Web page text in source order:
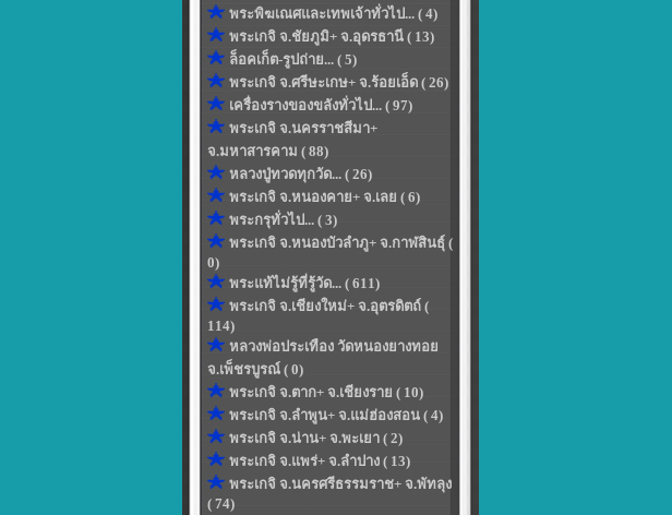
พระพิฆเณศและเทพเจ้าทั่วไป... ( 4)
พระเกจิ จ.ชัยภูมิ+ จ.อุดรธานี ( 13)
ล็อคเก็ต-รูปถ่าย... ( 5)
พระเกจิ จ.ศรีษะเกษ+ จ.ร้อยเอ็ด ( 26)
เครื่องรางของขลังทั่วไป... ( 97)
พระเกจิ จ.นครราชสีมา+
จ.มหาสารคาม ( 88)
หลวงปู่ทวดทุกวัด... ( 26)
พระเกจิ จ.หนองคาย+ จ.เลย ( 6)
พระกรุทั่วไป... ( 3)
พระเกจิ จ.หนองบัวลำภู+ จ.กาฬสินธุ์ (
0)
พระแท้ไม่รู้ที่รู้วัด... ( 611)
พระเกจิ จ.เชียงใหม่+ จ.อุตรดิตถ์ (
114)
หลวงพ่อประเทือง วัดหนองยางทอย
จ.เพ็ชรบูรณ์ ( 0)
พระเกจิ จ.ตาก+ จ.เชียงราย ( 10)
พระเกจิ จ.ลำพูน+ จ.แม่ฮ่องสอน ( 4)
พระเกจิ จ.น่าน+ จ.พะเยา ( 2)
พระเกจิ จ.แพร่+ จ.ลำปาง ( 13)
พระเกจิ จ.นครศรีธรรมราช+ จ.พัทลุง
( 74)